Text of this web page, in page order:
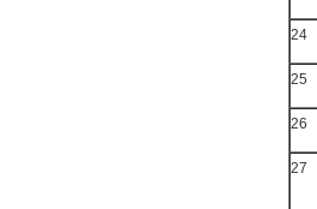
24
25
26
27